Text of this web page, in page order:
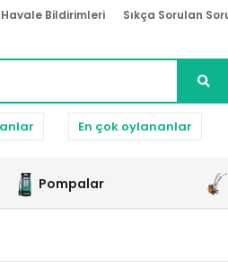
Havale Bildirimleri Sıkça Sorulan
En çok oylananlar
Pompalar